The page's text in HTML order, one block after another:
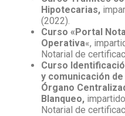
Hipotecarias,
(2022).
Curso «Portal
Operativa«,
Notarial de
Curso
y comunicación
Órgano
Blanqueo,
Notarial de